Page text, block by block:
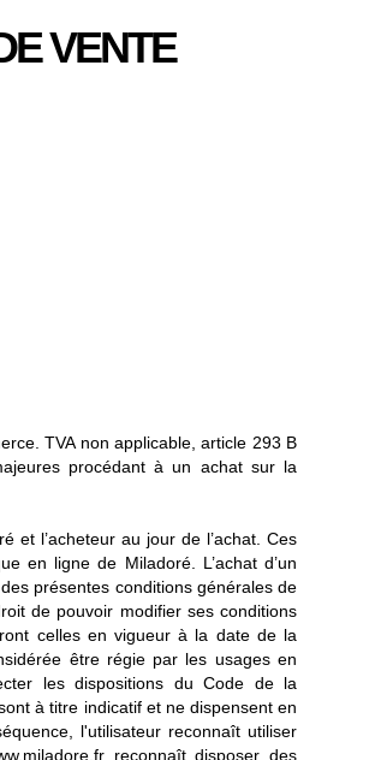
VENTE
TVA non applicable, article 293 B
procédant à un achat sur la
et l’acheteur au jour de l’achat. Ces
en ligne de Miladoré. L’achat d’un
présentes conditions générales de
de pouvoir modifier ses conditions
celles en vigueur à la date de la
être régie par les usages en
les dispositions du Code de la
à titre indicatif et ne dispensent en
l'utilisateur reconnaît utiliser
reconnaît disposer des